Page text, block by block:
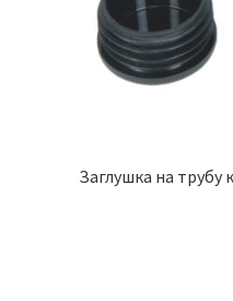
Заглушка на трубу